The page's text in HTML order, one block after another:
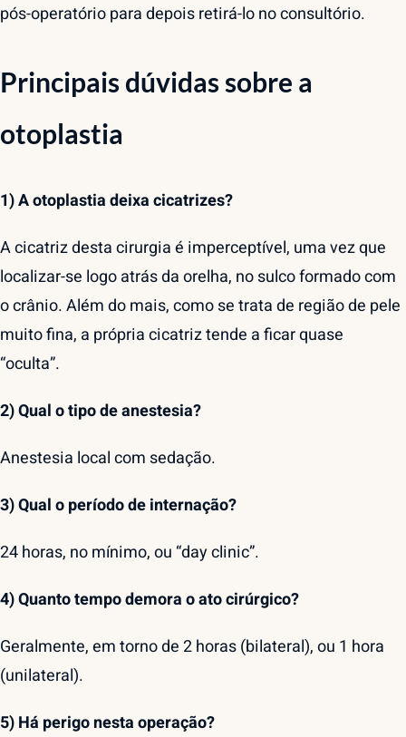
pós-operatório para depois retirá-lo no consultório.
Principais dúvidas sobre a
otoplastia
1) A otoplastia deixa cicatrizes?
A cicatriz desta cirurgia é imperceptível, uma vez que
localizar-se logo atrás da orelha, no sulco formado com
o crânio. Além do mais, como se trata de região de pele
muito fina, a própria cicatriz tende a ficar quase
“oculta”.
2) Qual o tipo de anestesia?
Anestesia local com sedação.
3) Qual o período de internação?
24 horas, no mínimo, ou “day clinic”.
4) Quanto tempo demora o ato cirúrgico?
Geralmente, em torno de 2 horas (bilateral), ou 1 hora
(unilateral).
5) Há perigo nesta operação?